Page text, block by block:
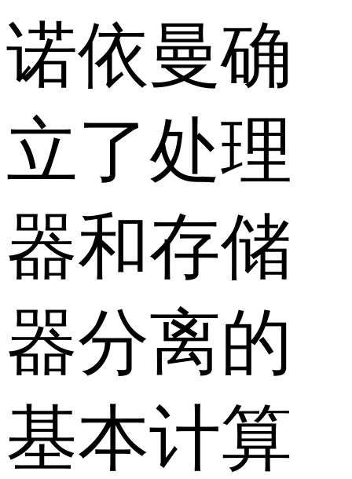
诺依曼确
立了处理
器和存储
器分离的
基本计算